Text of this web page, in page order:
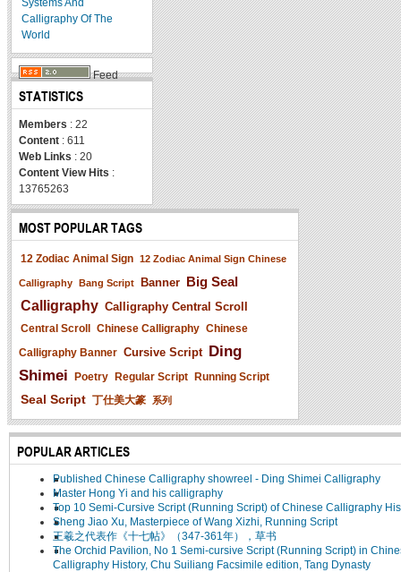
Systems And
Calligraphy Of The
World
Feed
STATISTICS
Members : 22
Content : 611
Web Links : 20
Content View Hits :
13765263
MOST POPULAR TAGS
12 Zodiac Animal Sign 12 Zodiac Animal Sign Chinese
Calligraphy Bang Script Banner Big Seal
Calligraphy Calligraphy Central Scroll
Central Scroll Chinese Calligraphy Chinese
Calligraphy Banner Cursive Script Ding
Shimei
Poetry Regular Script Running Script
Seal Script 丁仕美大篆 系列
POPULAR ARTICLES
Published Chinese Calligraphy showreel - Ding Shimei Calligraphy
Master Hong Yi and his calligraphy
Top 10 Semi-Cursive Script (Running Script) of Chinese Calligraphy
Sheng Jiao Xu, Masterpiece of Wang Xizhi, Running Script
王羲之代表作《十七帖》（347-361年），草书
The Orchid Pavilion, No 1 Semi-cursive Script (Running Script) in
Calligraphy History, Chu Suiliang Facsimile edition, Tang Dynasty